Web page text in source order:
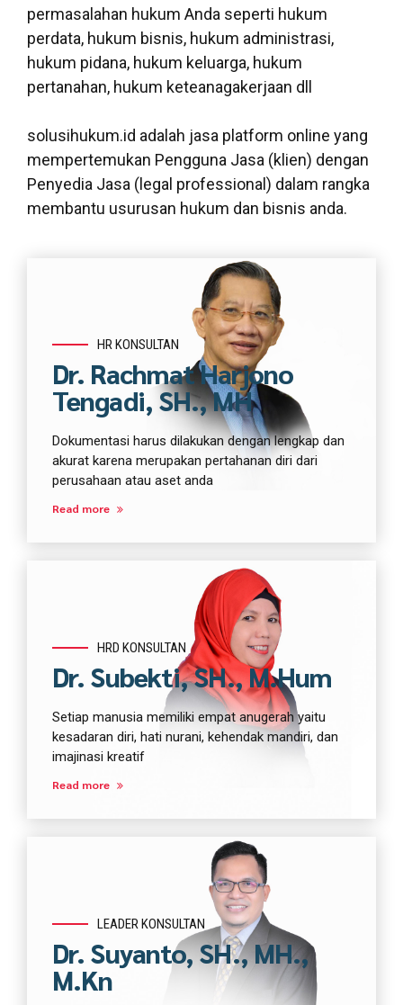
permasalahan hukum Anda seperti hukum
perdata, hukum bisnis, hukum administrasi,
hukum pidana, hukum keluarga, hukum
pertanahan, hukum keteanagakerjaan dll
solusihukum.id adalah jasa platform online yang
mempertemukan Pengguna Jasa (klien) dengan
Penyedia Jasa (legal professional) dalam rangka
membantu usurusan hukum dan bisnis anda.
HR KONSULTAN
Dr. Rachmat Harjono
Tengadi, SH., MH
Dokumentasi harus dilakukan dengan lengkap dan
akurat karena merupakan pertahanan diri dari
perusahaan atau aset anda
Read more
HRD KONSULTAN
Dr. Subekti, SH., M.Hum
Setiap manusia memiliki empat anugerah yaitu
kesadaran diri, hati nurani, kehendak mandiri, dan
imajinasi kreatif
Read more
LEADER KONSULTAN
Dr. Suyanto, SH., MH.,
M.Kn